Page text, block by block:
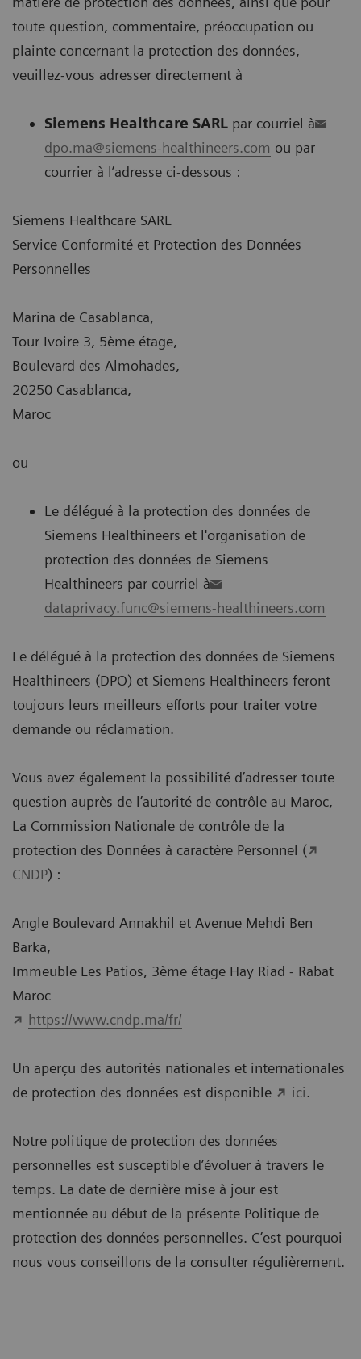
toute question, commentaire, préoccupation ou
plainte concernant la protection des données,
veuillez-vous adresser directement à
Siemens Healthcare SARL par courriel à
dpo.ma@siemens-healthineers.com ou par
courrier à l’adresse ci-dessous :
Siemens Healthcare SARL
Service Conformité et Protection des Données
Personnelles
Marina de Casablanca,
Tour Ivoire 3, 5ème étage,
Boulevard des Almohades,
20250 Casablanca,
Maroc
ou
Le délégué à la protection des données de
Siemens Healthineers et l'organisation de
protection des données de Siemens
Healthineers par courriel à
dataprivacy.func@siemens-healthineers.com
Le délégué à la protection des données de Siemens
Healthineers (DPO) et Siemens Healthineers feront
toujours leurs meilleurs efforts pour traiter votre
demande ou réclamation.
Vous avez également la possibilité d’adresser toute
question auprès de l’autorité de contrôle au Maroc,
La Commission Nationale de contrôle de la
protection des Données à caractère Personnel (
CNDP) :
Angle Boulevard Annakhil et Avenue Mehdi Ben
Barka,
Immeuble Les Patios, 3ème étage Hay Riad - Rabat
Maroc
https://www.cndp.ma/fr/
Un aperçu des autorités nationales et internationales
de protection des données est disponible
ici.
Notre politique de protection des données
personnelles est susceptible d’évoluer à travers le
temps. La date de dernière mise à jour est
mentionnée au début de la présente Politique de
protection des données personnelles. C’est pourquoi
nous vous conseillons de la consulter régulièrement.